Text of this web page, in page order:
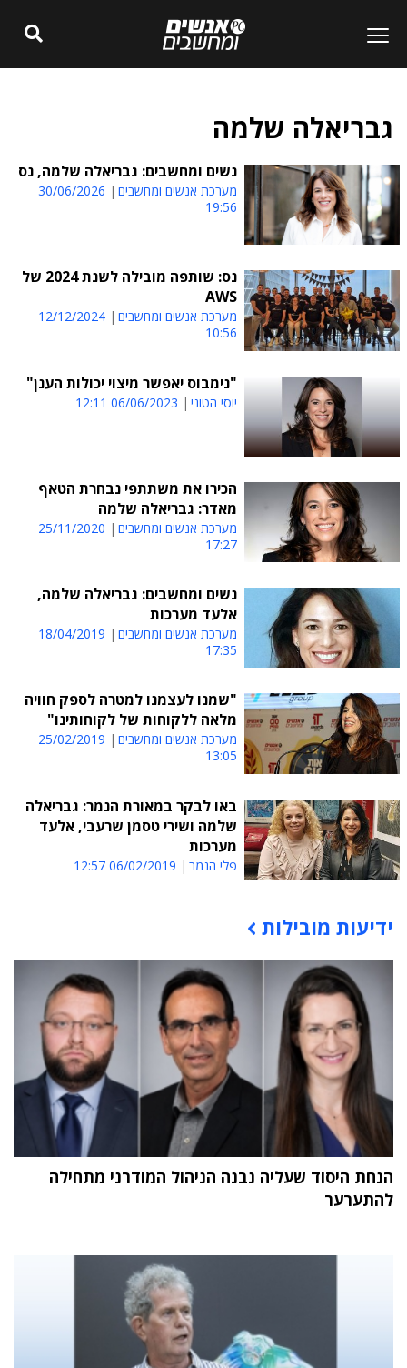
גבריאלה שלמה
נשים ומחשבים: גבריאלה שלמה, נס
מערכת אנשים ומחשבים
30/06/2026
19:56
נס: שותפה מובילה לשנת 2024 של
AWS
מערכת אנשים ומחשבים
12/12/2024
10:56
"נימבוס יאפשר מיצוי יכולות הענן"
יוסי הטוני 06/06/2023 12:11
הכירו את משתתפי נבחרת הטאף
מאדר: גבריאלה שלמה
מערכת אנשים ומחשבים
25/11/2020
17:27
נשים ומחשבים: גבריאלה שלמה,
אלעד מערכות
מערכת אנשים ומחשבים
18/04/2019
17:35
"שמנו לעצמנו למטרה לספק חוויה
מלאה ללקוחות של לקוחותינו"
מערכת אנשים ומחשבים
25/02/2019
13:05
באו לבקר במאורת הנמר: גבריאלה
שלמה ושירי טסמן שרעבי, אלעד
מערכות
פלי הנמר 06/02/2019 12:57
תוכן פרסומי
ידיעות מובילות
הנחת היסוד שעליה נבנה הניהול המודרני מתחילה
להתערער